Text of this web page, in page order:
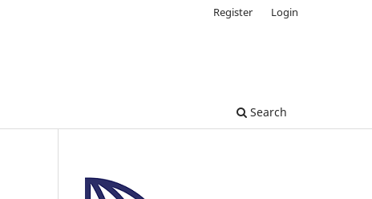
Search
Register Login